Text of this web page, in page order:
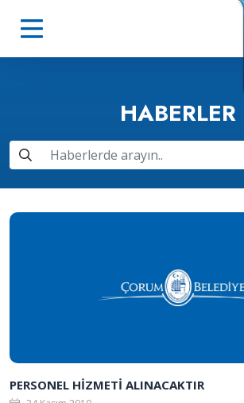
HABERLER
PERSONEL HİZMETİ ALINACAKTIR